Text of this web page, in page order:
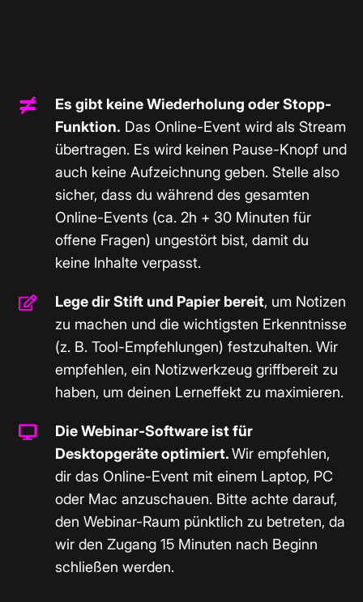
Es gibt keine Wiederholung oder Stopp-
Funktion. Das Online-Event wird als Stream
übertragen. Es wird keinen Pause-Knopf und
auch keine Aufzeichnung geben. Stelle also
sicher, dass du während des gesamten
Online-Events (ca. 2h + 30 Minuten für
offene Fragen) ungestört bist, damit du
keine Inhalte verpasst.
Lege dir Stift und Papier bereit, um Notizen
zu machen und die wichtigsten Erkenntnisse
(z. B. Tool-Empfehlungen) festzuhalten. Wir
empfehlen, ein Notizwerkzeug griffbereit zu
haben, um deinen Lerneffekt zu maximieren.
Die Webinar-Software ist für
Desktopgeräte optimiert.Wir empfehlen,
dir das Online-Event mit einem Laptop, PC
oder Mac anzuschauen. Bitte achte darauf,
den Webinar-Raum pünktlich zu betreten, da
wir den Zugang 15 Minuten nach Beginn
schließen werden.